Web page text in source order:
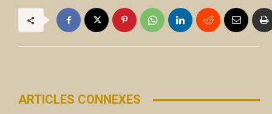
ARTICLES CONNEXES